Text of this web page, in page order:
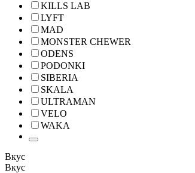
KILLS LAB
LYFT
MAD
MONSTER CHEWER
ODENS
PODONKI
SIBERIA
SKALA
ULTRAMAN
VELO
WAKA
Вкус
Вкус